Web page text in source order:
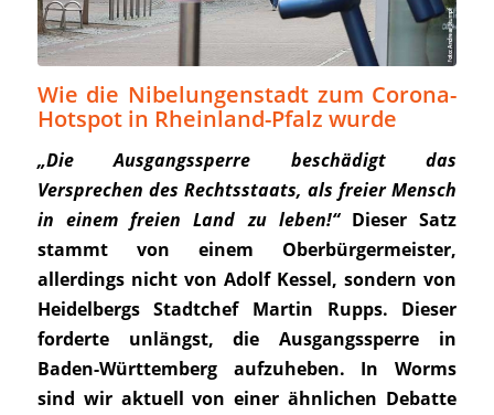
Wie die Nibelungenstadt zum Corona-
Hotspot in Rheinland-Pfalz wurde
„Die Ausgangssperre beschädigt das
Versprechen des Rechtsstaats, als freier Mensch
in einem freien Land zu leben!“Dieser Satz
stammt von einem Oberbürgermeister,
allerdings nicht von Adolf Kessel, sondern von
Heidelbergs Stadtchef Martin Rupps. Dieser
forderte unlängst, die Ausgangssperre in
Baden-Württemberg aufzuheben. In Worms
sind wir aktuell von einer ähnlichen Debatte